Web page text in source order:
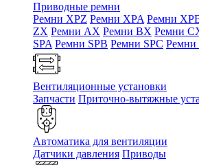
Приводные ремни
Ремни XPZ Ремни XPA Ремни
ZX Ремни AX Ремни BX Ремни
SPA Ремни SPB Ремни SPC Ремни
Вентиляционные установки
Запчасти Приточно-вытяжные
Автоматика для вентиляции
Датчики давления Приводы